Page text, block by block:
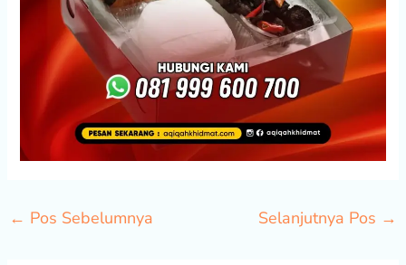
← Pos Sebelumnya Selanjutnya Pos →